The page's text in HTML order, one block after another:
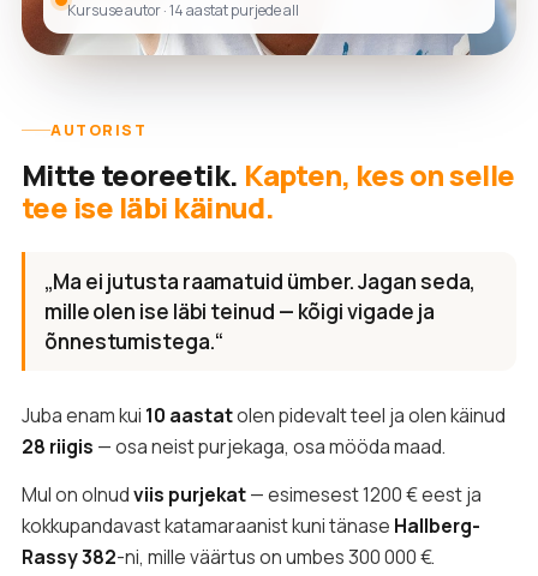
Kursuse autor · 14 aastat purjede all
AUTORIST
Mitte teoreetik. Kapten, kes on selle
tee ise läbi käinud.
„Ma ei jutusta raamatuid ümber. Jagan seda,
mille olen ise läbi teinud — kõigi vigade ja
õnnestumistega.“
Juba enam kui 10 aastatolen pidevalt teel ja olen käinud
28 riigis — osa neist purjekaga, osa mööda maad.
Mul on olnudviis purjekat— esimesest 1200 € eest ja
kokkupandavast katamaraanist kuni tänase Hallberg-
Rassy 382-ni, mille väärtus on umbes 300 000 €.